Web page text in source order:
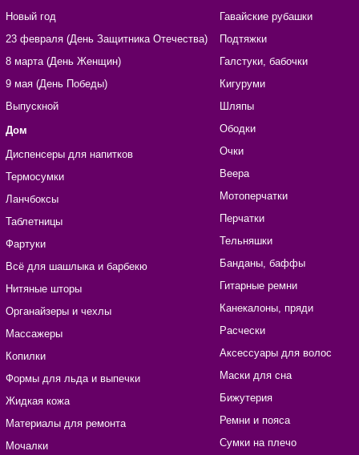
Новый год
23 февраля (День Защитника Отечества)
8 марта (День Женщин)
9 мая (День Победы)
Выпускной
Дом
Диспенсеры для напитков
Термосумки
Ланчбоксы
Таблетницы
Фартуки
Всё для шашлыка и барбекю
Нитяные шторы
Органайзеры и чехлы
Массажеры
Копилки
Формы для льда и выпечки
Жидкая кожа
Материалы для ремонта
Мочалки
Гавайские рубашки
Подтяжки
Галстуки, бабочки
Кигуруми
Шляпы
Ободки
Очки
Веера
Мотоперчатки
Перчатки
Тельняшки
Банданы, баффы
Гитарные ремни
Канекалоны, пряди
Расчески
Аксессуары для волос
Маски для сна
Бижутерия
Ремни и пояса
Сумки на плечо